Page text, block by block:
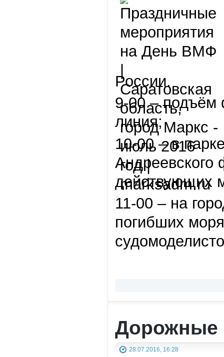
России.
9-00 –
линия;
10-00 – в
Андреевского
действующих
11-00 – на
погибших
Дорожные
28.07.2016, 16:28